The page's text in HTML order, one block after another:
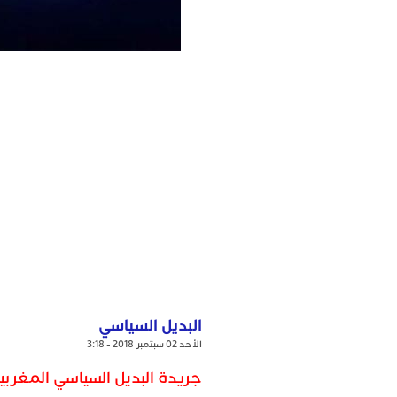
البديل السياسي
الأحد 02 سبتمبر 2018 - 3:18
جريدة البديل السياسي